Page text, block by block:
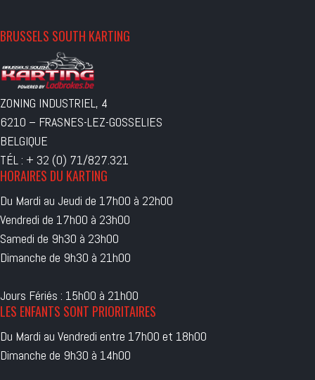
BRUSSELS SOUTH KARTING
ZONING INDUSTRIEL, 4
6210 – FRASNES-LEZ-GOSSELIES
BELGIQUE
TÉL : + 32 (0) 71/827.321
HORAIRES DU KARTING
Du Mardi au Jeudi de 17h00 à 22h00
Vendredi de 17h00 à 23h00
Samedi de 9h30 à 23h00
Dimanche de 9h30 à 21h00
Jours Fériés : 15h00 à 21h00
LES ENFANTS SONT PRIORITAIRES
Du Mardi au Vendredi entre 17h00 et 18h00
Dimanche de 9h30 à 14h00